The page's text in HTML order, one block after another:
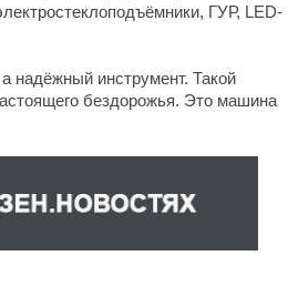
ГУР, LED-
надёжный инструмент. Такой
бездорожья. Это машина